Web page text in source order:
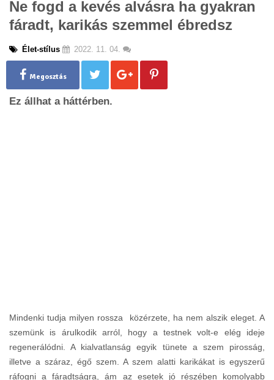
g
Ne fogd a kevés alvásra ha gyakran
fáradt, karikás szemmel ébredsz
Élet-stílus 2022. 11. 04.
Megosztás
Ez állhat a háttérben.
Mindenki tudja milyen rossza közérzete, ha nem alszik eleget. A
szemünk is árulkodik arról, hogy a testnek volt-e elég ideje
regenerálódni. A kialvatlanság egyik tünete a szem pirosság,
illetve a száraz, égő szem. A szem alatti karikákat is egyszerű
ráfogni a fáradtságra, ám az esetek jó részében komolyabb